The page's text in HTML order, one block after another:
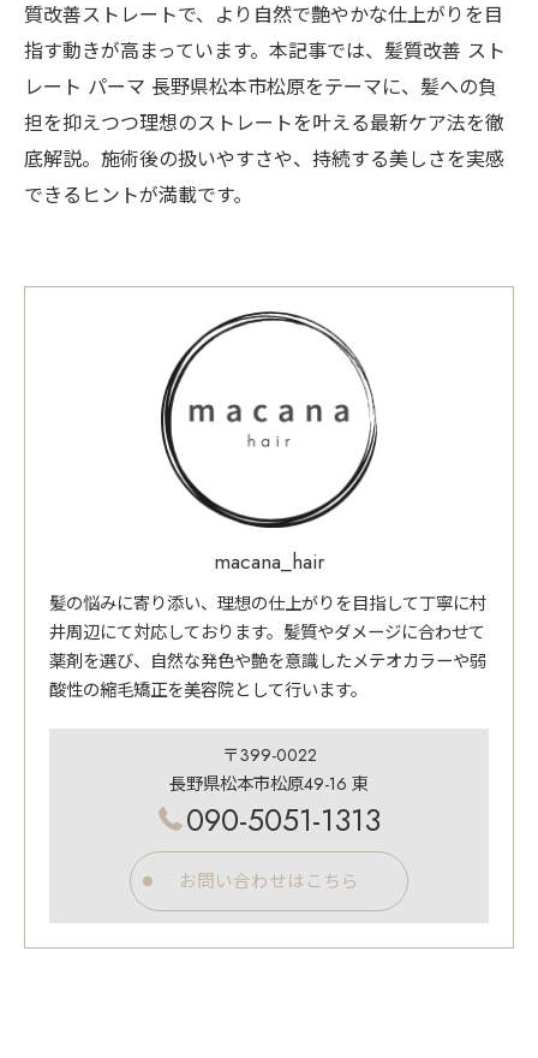
質改善ストレートで、より自然で艶やかな仕上がりを目
指す動きが高まっています。本記事では、髪質改善 スト
レート パーマ 長野県松本市松原をテーマに、髪への負
担を抑えつつ理想のストレートを叶える最新ケア法を徹
底解説。施術後の扱いやすさや、持続する美しさを実感
できるヒントが満載です。
macana_hair
髪の悩みに寄り添い、理想の仕上がりを目指して丁寧に村
井周辺にて対応しております。髪質やダメージに合わせて
薬剤を選び、自然な発色や艶を意識したメテオカラーや弱
酸性の縮毛矯正を美容院として行います。
〒399-0022
長野県松本市松原49-16 東
090-5051-1313
お問い合わせはこちら